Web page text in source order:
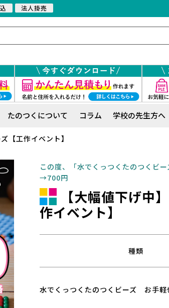
法人掛売
たのつくについて コラム 学校の先生方へ
【工作イベント】
この度、「水でくっつくたのつくビ
→700円
【大幅値下げ
作イベント】
種類
水でくっつくたのつくビーズ お手軽